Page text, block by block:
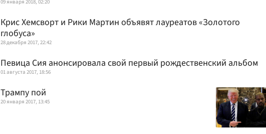
09 января 2018, 02:20
Крис Хемсворт и Рики Мартин объявят лауреатов «Золотого
глобуса»
28 декабря 2017, 22:42
Певица Сия анонсировала свой первый рождественский альбом
01 августа 2017, 18:56
Трампу пой
20 января 2017, 13:45